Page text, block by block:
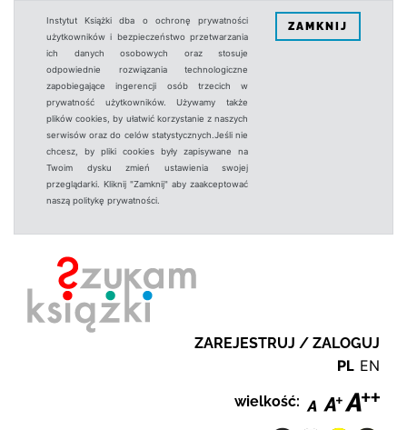
Instytut Książki dba o ochronę prywatności
użytkowników i bezpieczeństwo przetwarzania
ich danych osobowych oraz stosuje
odpowiednie rozwiązania technologiczne
zapobiegające ingerencji osób trzecich w
prywatność użytkowników. Używamy także
plików cookies, by ułatwić korzystanie z naszych
serwisów oraz do celów statystycznych.Jeśli nie
chcesz, by pliki cookies były zapisywane na
Twoim dysku zmień ustawienia swojej
przeglądarki. Kliknij "Zamknij" aby zaakceptować
naszą politykę prywatności.
ZAMKNIJ
ZAREJESTRUJ / ZALOGUJ
PL EN
wielkość: